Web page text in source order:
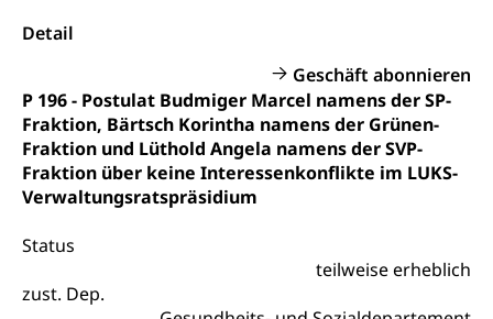
Detail
Geschäft abonnieren
P 196 - Postulat Budmiger Marcel namens der SP-
Fraktion, Bärtsch Korintha namens der Grünen-
Fraktion und Lüthold Angela namens der SVP-
Fraktion über keine Interessenkonflikte im LUKS-
Verwaltungsratspräsidium
Status
teilweise erheblich
zust. Dep.
Innovative Projekte Landwirtschaft und
Wald
Projektförderung Universität Luzern unilu
Umschulung, zweiter Bildungsweg,
Nachdiplomstudium, Zusatzlehre, Höhere
Berufsbildung, Berufsmatura nach Lehre,
Neuorientierung, Grundkompetenzen,
Berufsberatung, Standortbestimmung,
Studienberatung, Beratung und Unterstützung,
Erwachsenenmatura
Bildungsgutscheine Grundkompetenzen
Lehre, Berufsfachschule, Lehrbetrieb, Lehrvertrag,